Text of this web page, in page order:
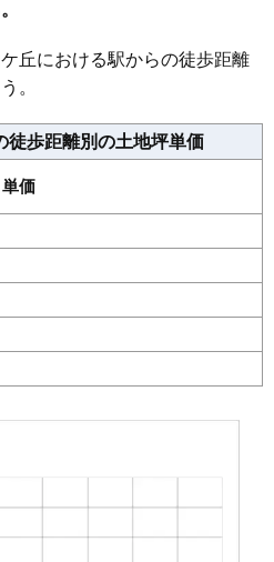
64万円
58万円
57万円 2,600万円
丘における駅からの徒歩距離
。
歩距離別の土地坪単価
価